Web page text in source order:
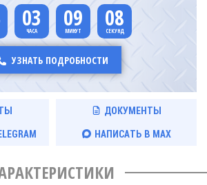
03 09 07
УЗНАТЬ ПОДРОБНОСТИ
ДОКУМЕНТЫ
НАПИСАТЬ В MAX